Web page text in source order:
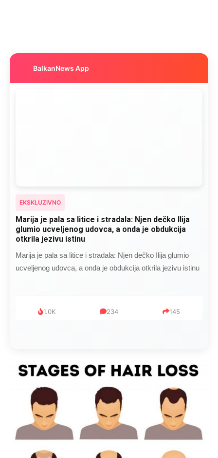
BalkanNews App
EKSKLUZIVNO
Marija je pala sa litice i stradala: Njen dečko Ilija
glumio ucveljenog udovca, a onda je obdukcija
otkrila jezivu istinu
Marija je pala sa litice i stradala: Njen dečko Ilija glumio
ucveljenog udovca, a onda je obdukcija otkrila jezivu istinu
1.0K 234 145